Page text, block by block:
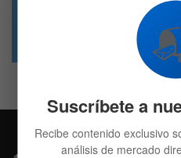
Suscríbete a
Recibe contenido exclusivo
análisis de mercado